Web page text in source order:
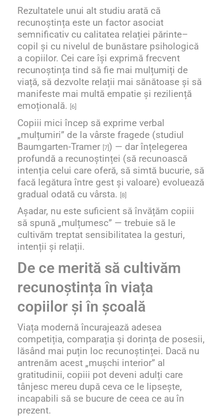
Rezultatele unui alt studiu arată că
recunoștința este un factor asociat
semnificativ cu calitatea relației părinte–
copil și cu nivelul de bunăstare psihologică
a copiilor. Cei care își exprimă frecvent
recunoștința tind să fie mai mulțumiți de
viață, să dezvolte relații mai sănătoase și să
manifeste mai multă empatie și reziliență
emoțională.
[6]
Copiii mici încep să exprime verbal
„mulțumiri” de la vârste fragede (studiul
Baumgarten-Tramer [7]) — dar înțelegerea
profundă a recunoștinței (să recunoască
intenția celui care oferă, să simtă bucurie, să
facă legătura între gest și valoare) evoluează
gradual odată cu vârsta. [8]
Așadar, nu este suficient să învățăm copiii
să spună „mulțumesc” — trebuie să le
cultivăm treptat sensibilitatea la gesturi,
intenții și relații.
De ce merită să cultivăm
recunoștința în viața
copiilor și în școală
Viața modernă încurajează adesea
competiția, comparația și dorința de posesii,
lăsând mai puțin loc recunoștinței. Dacă nu
antrenăm acest „mușchi interior” al
gratitudinii, copiii pot deveni adulți care
tânjesc mereu după ceva ce le lipsește,
incapabili să se bucure de ceea ce au în
prezent.